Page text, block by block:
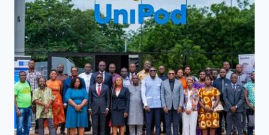
PROPOSE
UNE
SOLUTION
DE
FINANCEMENT
À
TAUX
0
%